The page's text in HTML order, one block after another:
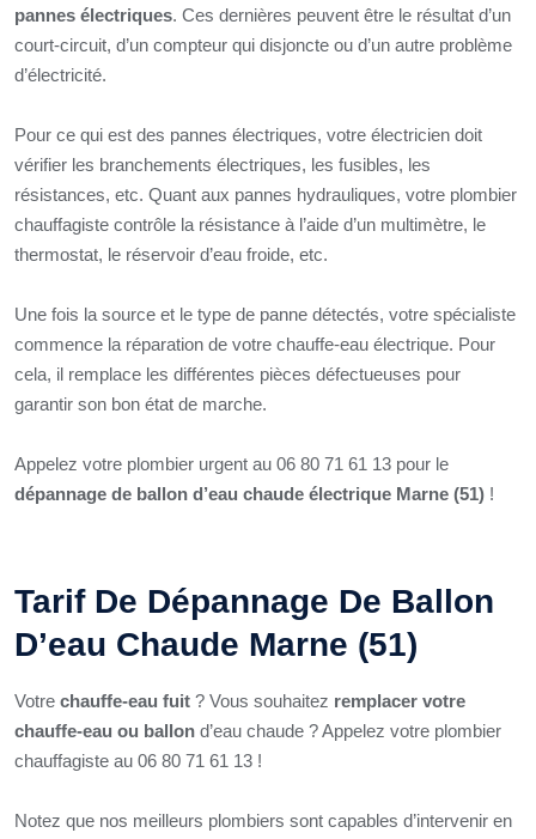
pannes électriques. Ces dernières peuvent être le résultat d’un
court-circuit, d’un compteur qui disjoncte ou d’un autre problème
d’électricité.
Pour ce qui est des pannes électriques, votre électricien doit
vérifier les branchements électriques, les fusibles, les
résistances, etc. Quant aux pannes hydrauliques, votre plombier
chauffagiste contrôle la résistance à l’aide d’un multimètre, le
thermostat, le réservoir d’eau froide, etc.
Une fois la source et le type de panne détectés, votre spécialiste
commence la réparation de votre chauffe-eau électrique. Pour
cela, il remplace les différentes pièces défectueuses pour
garantir son bon état de marche.
Appelez votre plombier urgent au 06 80 71 61 13 pour le
dépannage de ballon d’eau chaude électrique Marne (51) !
Tarif De Dépannage De Ballon
D’eau Chaude Marne (51)
Votre chauffe-eau fuit ? Vous souhaitez remplacer votre
chauffe-eau ou ballon d’eau chaude ? Appelez votre plombier
chauffagiste au 06 80 71 61 13 !
Notez que nos meilleurs plombiers sont capables d’intervenir en